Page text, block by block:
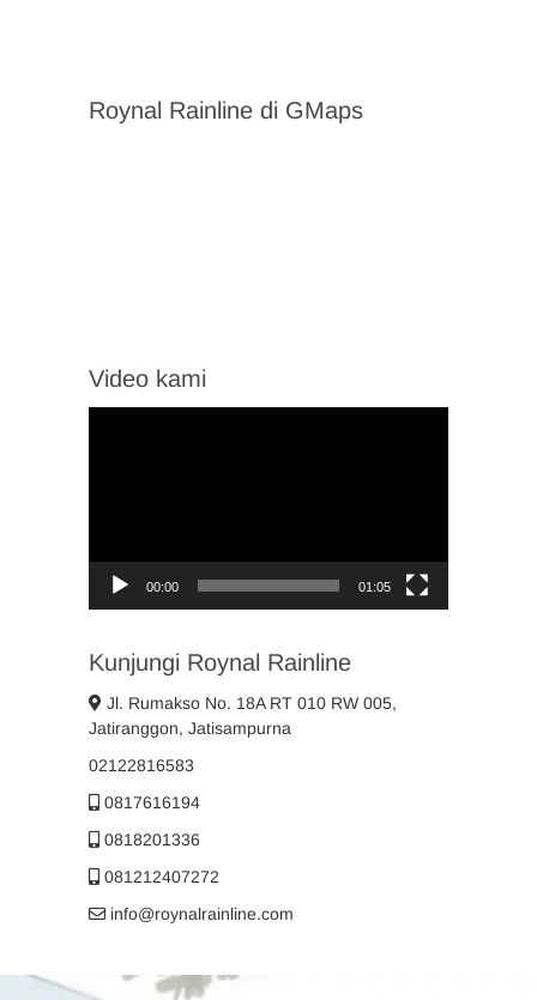
Roynal Rainline di GMaps
Video kami
00:00 01:05
Kunjungi Roynal Rainline
Jl. Rumakso No. 18A RT 010 RW 005,
Jatiranggon, Jatisampurna
02122816583
0817616194
0818201336
081212407272
info@roynalrainline.com